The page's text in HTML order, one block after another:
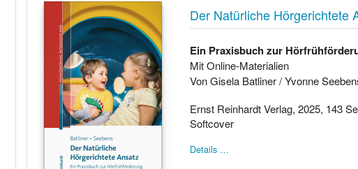
Der Natürliche Hörgerichtete
Ein Praxisbuch zur
Mit Online-Materialien
Von Gisela Batliner / Yvonne
Ernst Reinhardt Verlag, 2025, 143
Softcover
Details …